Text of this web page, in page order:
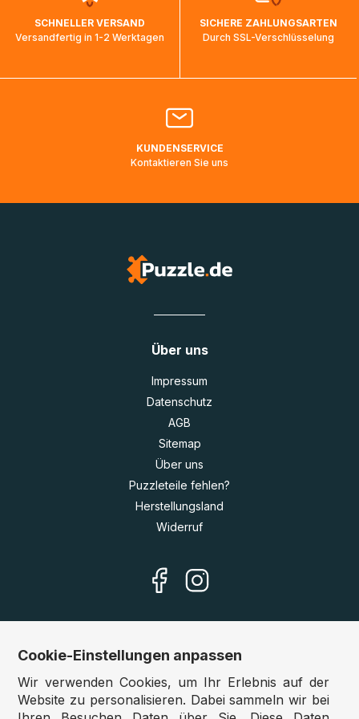
ankommen und von der dortigen Zustellorganisation weiter
bearbeitet werden.
Bitte kontaktieren Sie denKundenservicefalls Ihr Paket
Lieferadressen in Deutschland oder Europa mehrere Tage
SCHNELLER VERSAND
Versandfertig in 1-2 Werktagen
SICHERE ZAHLUNGSARTEN
Durch SSL-Verschlüsselung
KUNDENSERVICE
Kontaktieren Sie uns
Über uns
Impressum
Datenschutz
AGB
Sitemap
Über uns
Puzzleteile fehlen?
Herstellungsland
Widerruf
Unsere Shops
Deutschland:www.puzzle.de
Cookie-Einstellungen anpassen
Wir verwenden Cookies, um Ihr Erlebnis auf der
Website zu personalisieren. Dabei sammeln wir bei